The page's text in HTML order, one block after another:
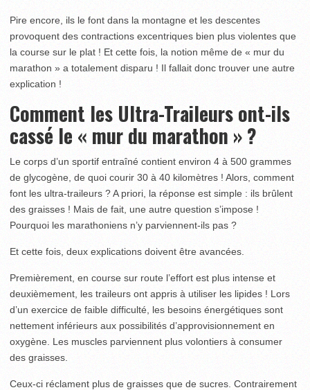
Pire encore, ils le font dans la montagne et les descentes
provoquent des contractions excentriques bien plus violentes que
la course sur le plat ! Et cette fois, la notion même de « mur du
marathon » a totalement disparu ! Il fallait donc trouver une autre
explication !
Comment les Ultra-Traileurs ont-ils
cassé le « mur du marathon » ?
Le corps d’un sportif entraîné contient environ 4 à 500 grammes
de glycogène, de quoi courir 30 à 40 kilomètres ! Alors, comment
font les ultra-traileurs ? A priori, la réponse est simple : ils brûlent
des graisses ! Mais de fait, une autre question s’impose !
Pourquoi les marathoniens n’y parviennent-ils pas ?
Et cette fois, deux explications doivent être avancées.
Premièrement, en course sur route l’effort est plus intense et
deuxièmement, les traileurs ont appris à utiliser les lipides ! Lors
d’un exercice de faible difficulté, les besoins énergétiques sont
nettement inférieurs aux possibilités d’approvisionnement en
oxygène. Les muscles parviennent plus volontiers à consumer
des graisses.
Ceux-ci réclament plus de graisses que de sucres. Contrairement